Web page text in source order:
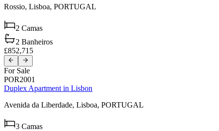
Rossio, Lisboa, PORTUGAL
2 Camas
2 Banheiros
£852,715
For Sale
POR2001
Duplex Apartment in Lisbon
Avenida da Liberdade, Lisboa, PORTUGAL
3 Camas